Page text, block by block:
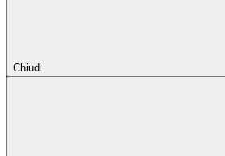
Chiudi